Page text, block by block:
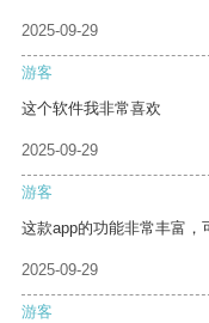
2025-09-29
游客
这个软件我非常喜欢
2025-09-29
游客
这款app的功能非常丰富，
2025-09-29
游客